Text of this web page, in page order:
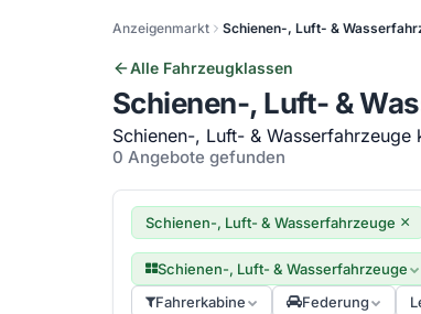
Anzeigenmarkt Schienen-, Luft- &
Alle Fahrzeugklassen
Schienen-, Luft- &
Schienen-, Luft- &
0 Angebote gefunden
Schienen-, Luft- & Wasserfahrzeuge ×
Schienen-, Luft- & Wasserfahrzeuge
Fahrerkabine
Federung